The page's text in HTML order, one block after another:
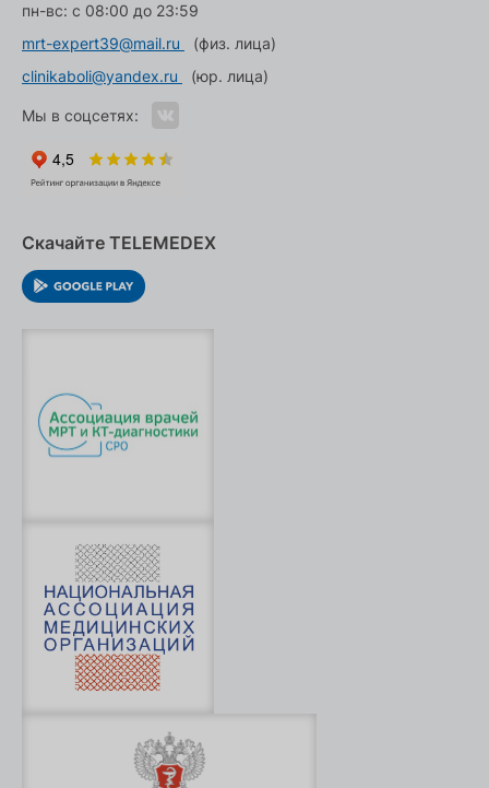
пн-вс: с 08:00 до 23:59
mrt-expert39@mail.ru
(физ. лица)
clinikaboli@yandex.ru
(юр. лица)
Мы в соцсетях:
Скачайте TELEMEDEX